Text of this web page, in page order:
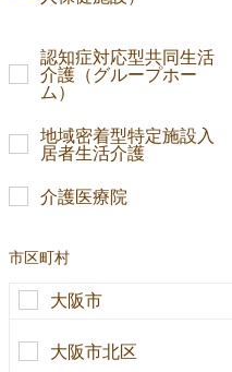
認知症対応型共同生活
介護（グループホー
ム）
地域密着型特定施設入
居者生活介護
介護医療院
市区町村
大阪市
大阪市北区